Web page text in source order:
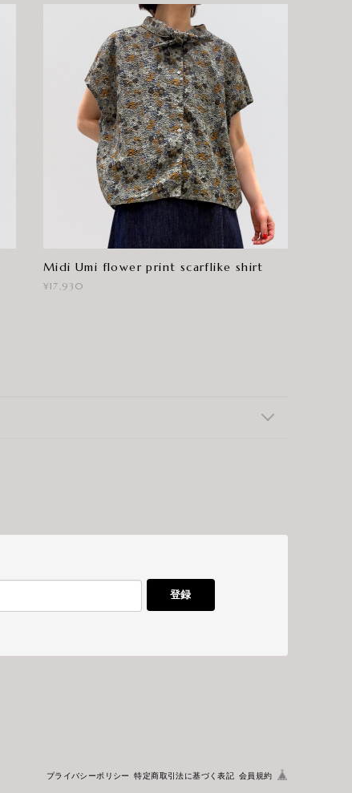
Midi Umi flower print scarflike shirt
¥17,930
登録
プライバシーポリシー 特定商取引法に基づく表記 会員規約